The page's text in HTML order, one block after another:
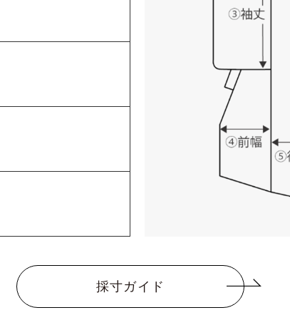
採寸ガイド